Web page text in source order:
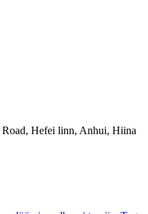
Road, Hefei linn, Anhui, Hiina